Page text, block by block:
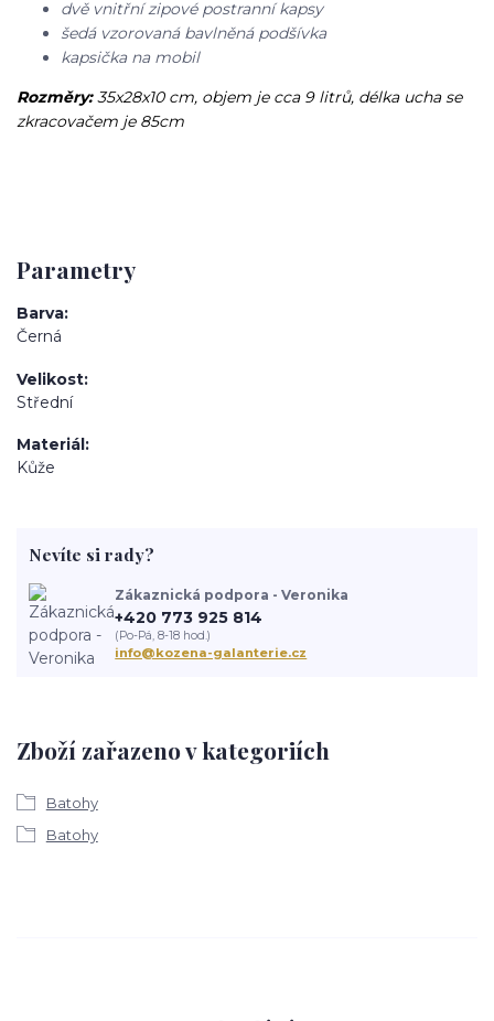
dvě vnitřní zipové postranní kapsy
šedá vzorovaná bavlněná podšívka
kapsička na mobil
Rozměry:35x28x10 cm, objem je cca 9 litrů, délka ucha se
zkracovačem je 85cm
Parametry
Barva
Černá
Velikost
Střední
Materiál
Kůže
Zboží zařazeno v kategoriích
Batohy
Batohy
Nevíte si rady?
Zákaznická podpora - Veronika
+420 773 925 814
(Po-Pá, 8-18 hod.)
info@kozena-galanterie.cz